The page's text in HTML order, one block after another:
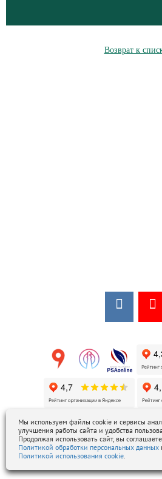
Возврат к
ezois@ezois-es.ru-
snab@ezois-es.ru- отдел
office@ezois-es.ru- почта
Мы используем файлы cookie и сервисы
улучшения работы сайта и удобства
Продолжая использовать сайт, вы
Политикой обработки персональных данных
Политикой использования cookie.